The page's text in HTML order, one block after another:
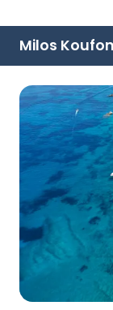
Milos